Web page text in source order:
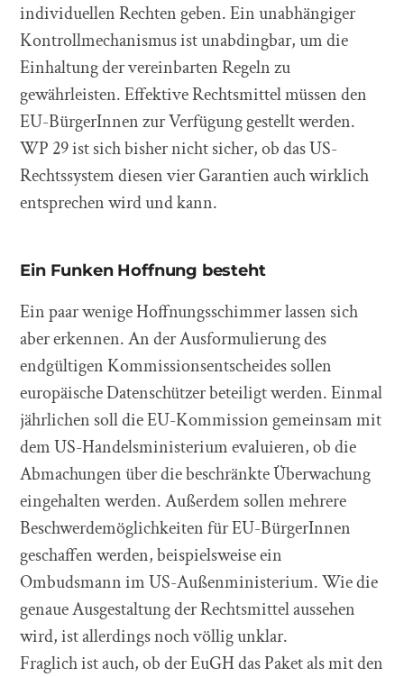
individuellen Rechten geben. Ein unabhängiger
Kontrollmechanismus ist unabdingbar, um die
Einhaltung der vereinbarten Regeln zu
gewährleisten. Effektive Rechtsmittel müssen den
EU-BürgerInnen zur Verfügung gestellt werden.
WP 29 ist sich bisher nicht sicher, ob das US-
Rechtssystem diesen vier Garantien auch wirklich
entsprechen wird und kann.
Ein Funken Hoffnung besteht
Ein paar wenige Hoffnungsschimmer lassen sich
aber erkennen. An der Ausformulierung des
endgültigen Kommissionsentscheides sollen
europäische Datenschützer beteiligt werden. Einmal
jährlichen soll die EU-Kommission gemeinsam mit
dem US-Handelsministerium evaluieren, ob die
Abmachungen über die beschränkte Überwachung
eingehalten werden. Außerdem sollen mehrere
Beschwerdemöglichkeiten für EU-BürgerInnen
geschaffen werden, beispielsweise ein
Ombudsmann im US-Außenministerium. Wie die
genaue Ausgestaltung der Rechtsmittel aussehen
wird, ist allerdings noch völlig unklar.
Fraglich ist auch, ob der EuGH das Paket als mit den